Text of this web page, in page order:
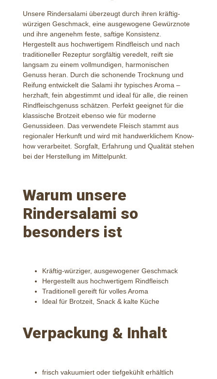
Unsere Rindersalami überzeugt durch ihren kräftig-
würzigen Geschmack, eine ausgewogene Gewürznote
und ihre angenehm feste, saftige Konsistenz.
Hergestellt aus hochwertigem Rindfleisch und nach
traditioneller Rezeptur sorgfältig veredelt, reift sie
langsam zu einem vollmundigen, harmonischen
Genuss heran. Durch die schonende Trocknung und
Reifung entwickelt die Salami ihr typisches Aroma –
herzhaft, fein abgestimmt und ideal für alle, die reinen
Rindfleischgenuss schätzen. Perfekt geeignet für die
klassische Brotzeit ebenso wie für moderne
Genussideen. Das verwendete Fleisch stammt aus
regionaler Herkunft und wird mit handwerklichem Know-
how verarbeitet. Sorgfalt, Erfahrung und Qualität stehen
bei der Herstellung im Mittelpunkt.
Warum unsere
Rindersalami so
besonders ist
Kräftig-würziger, ausgewogener Geschmack
Hergestellt aus hochwertigem Rindfleisch
Traditionell gereift für volles Aroma
Ideal für Brotzeit, Snack & kalte Küche
Verpackung & Inhalt
frisch vakuumiert oder tiefgekühlt erhältlich